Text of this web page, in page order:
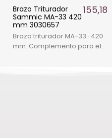
Brazo Triturador
Sammic MA-33 420
mm 3030657
155,18 €
Brazo triturador MA-33 · 420
mm. Complemento para el